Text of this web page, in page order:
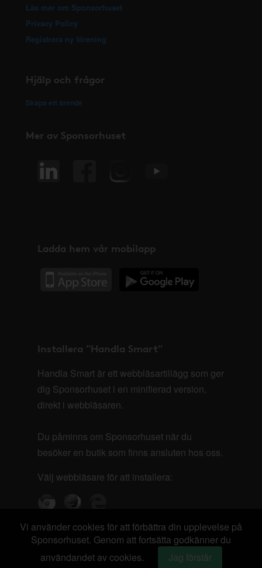
Läs mer om Sponsorhuset
Privacy Policy
Registrera ny förening
Hjälp och frågor
Skapa ett ärende
Mer av Sponsorhuset
Ladda hem vår mobilapp
Installera "Handla Smart"
Handla Smart är ett webbläsartillägg som ger
dig Sponsorhuset i en minifierad version,
direkt i webbläsaren.
Du påminns om Sponsorhuset när du
besöker en butik som finns ansluten hos oss.
Välj webbläsare för att installera:
Vi använder cookies för att förbättra din upplevelse på
Sponsorhuset. Genom att fortsätta godkänner du
användandet av cookies.
Jag förstår